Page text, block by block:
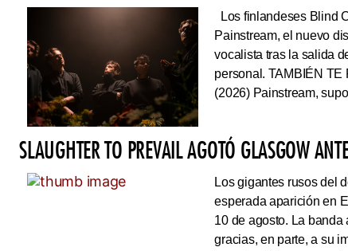
Los finlandeses Blind
Painstream, el nuevo
vocalista tras la salida
personal. TAMBIÉN
(2026) Painstream,
SLAUGHTER TO PREVAIL AGOTÓ GLASGOW
Los gigantes rusos del
esperada aparición en
10 de agosto. La banda
gracias, en parte, a su